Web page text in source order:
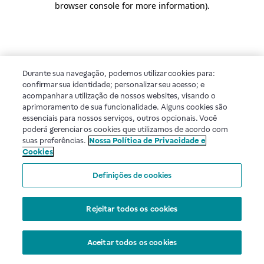
browser console for more information).
Durante sua navegação, podemos utilizar cookies para:
confirmar sua identidade; personalizar seu acesso; e
acompanhar a utilização de nossos websites, visando o
aprimoramento de sua funcionalidade. Alguns cookies são
essenciais para nossos serviços, outros opcionais. Você
poderá gerenciar os cookies que utilizamos de acordo com
suas preferências. Nossa Política de Privacidade e
Cookies
Definições de cookies
Rejeitar todos os cookies
Aceitar todos os cookies